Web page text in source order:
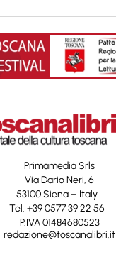
Primamedia Srls
Via Dario Neri, 6
53100 Siena – Italy
Tel. +39 0577 39 22 56
P.IVA 01484680523
redazione@toscanalibri.it